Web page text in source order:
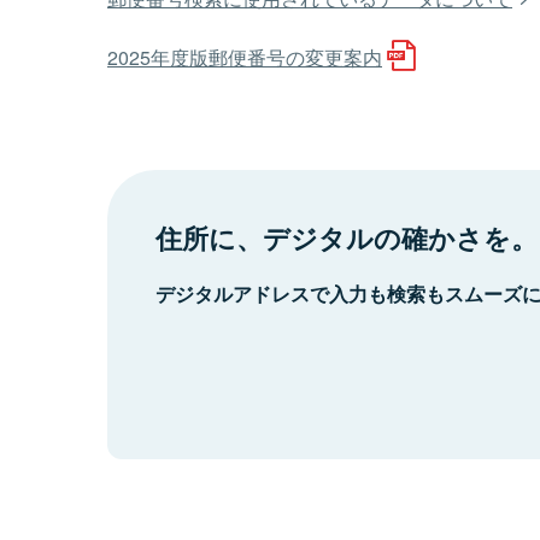
2025年度版郵便番号の変更案内
住所に、デジタルの確かさを。
デジタルアドレスで入力も検索もスムーズ